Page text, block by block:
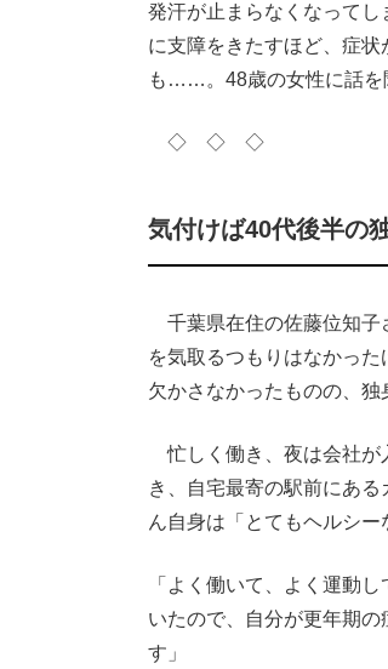
発汗が止まらなくなって
に支障をきたすほど、症
も……。48歳の女性に話を
◇ ◇ ◇
気付けば40代後半の
千葉県在住の佐藤位知子
を気取るつもりはなかっ
欠かさなかったものの、独
忙しく働き、夜は会社が
き、自宅最寄の駅前にあ
ん自身は「とてもヘルシー
「よく働いて、よく運動
いたので、自分が更年期
す」